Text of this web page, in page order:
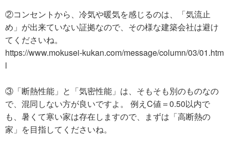
②コンセントから、冷気や暖気を感じるのは、「気流止
め」が出来ていない証拠なので、その様な建築会社は避け
てくださいね。
https://www.mokusei-kukan.com/message/column/03/01.htm
l
③「断熱性能」と「気密性能」は、そもそも別のものなの
で、混同しない方が良いですよ。 例えC値＝0.50以内で
も、暑くて寒い家は存在しますので、まずは「高断熱の
家」を目指してくださいね。